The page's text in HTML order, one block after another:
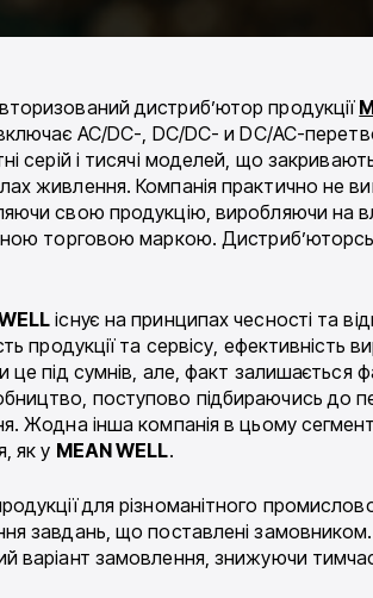
дистриб’ютор продукції
AC/DC-, DC/DC- и DC/AC-
серій і тисячі моделей, що
живлення. Компанія практично не
свою продукцію, виробляючи на
торговою маркою.
існує на принципах чесності та
продукції та сервісу, ефективність
це під сумнів, але, факт залишається
поступово підбираючись до
Жодна інша компанія в цьому
як у MEAN WELL.
для різноманітного
завдань, що поставлені
варіант замовлення, знижуючи